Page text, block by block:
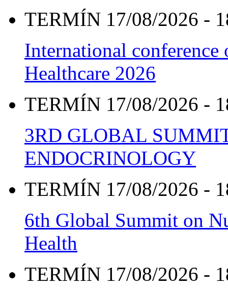
TERMÍN 17/08/2026 -
International
Healthcare 2026
TERMÍN 17/08/2026 -
3RD GLOBAL
ENDOCRINOLOGY
TERMÍN 17/08/2026 -
6th Global Summit on
Health
TERMÍN 17/08/2026 -